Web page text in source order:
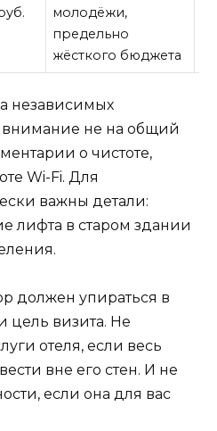
молодёжи,
предельно
жёсткого бюджета
независимых
внимание не на общий
о чистоте,
Wi-Fi. Для
важны детали:
лифта в старом здании
должен упираться в
цель визита. Не
отеля, если весь
вне его стен. И не
если она для вас